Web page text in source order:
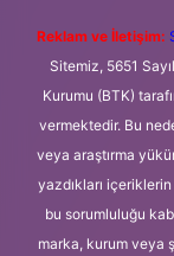
Reklam ve İletişim:
Sitemiz, 5651
Kurumu (BTK)
vermektedir. Bu
veya araştırma
yazdıkları
bu sorumluluğu
marka, kurum veya